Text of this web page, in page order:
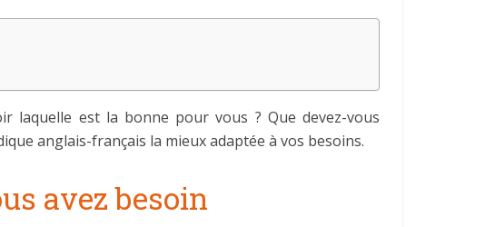
laquelle est la bonne pour vous ? Que devez-vous
anglais-français la mieux adaptée à vos besoins.
avez besoin